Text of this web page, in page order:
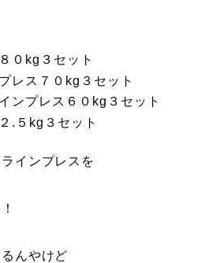
０kg３セット
レス７０kg３セット
ンプレス６０kg３セット
.５kg３セット
インプレスを
んやけど